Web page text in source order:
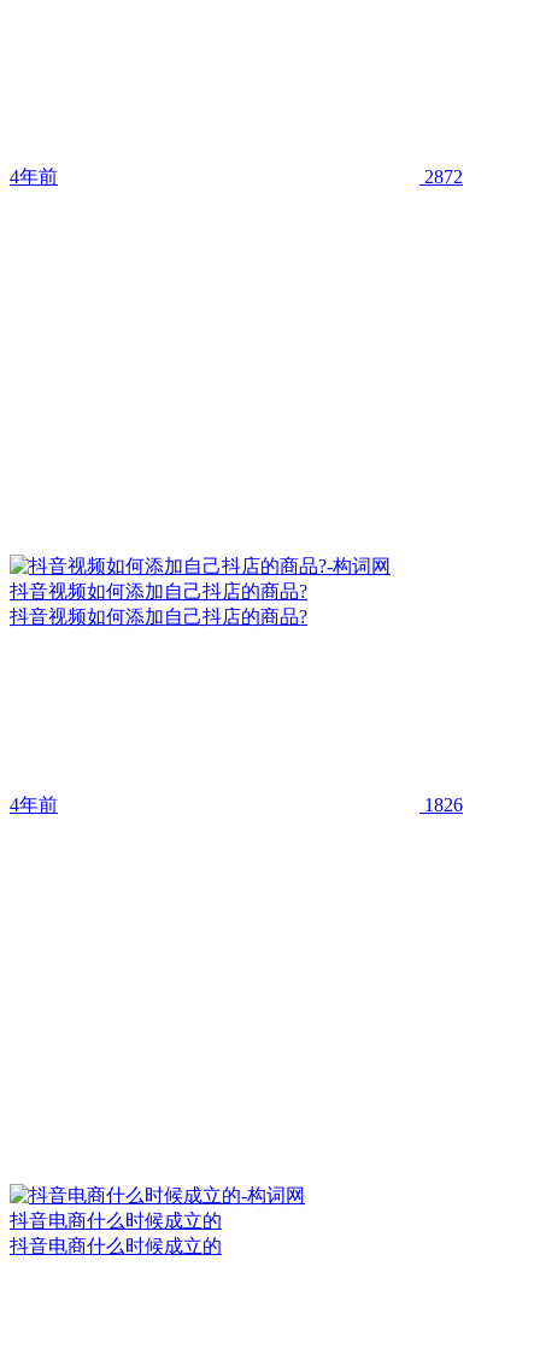
4年前 2872
抖音视频如何添加自己抖店的商品?
抖音视频如何添加自己抖店的商品?
4年前 1826
抖音电商什么时候成立的
抖音电商什么时候成立的